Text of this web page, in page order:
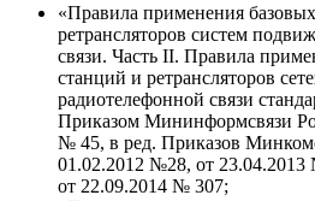
«Правила применения
ретрансляторов систем
связи. Часть II. Правила
станций и ретрансляторов
радиотелефонной связи
Приказом Мининформсвязи
№ 45, в ред. Приказов
01.02.2012 №28, от
от 22.09.2014 № 307;